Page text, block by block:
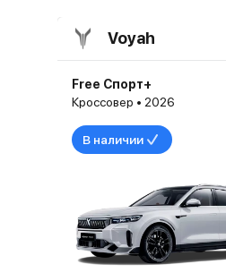
Voyah
Free Спорт+
Кроссовер • 2026
В наличии